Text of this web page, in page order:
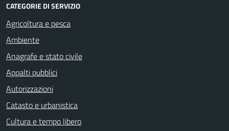
CATEGORIE DI SERVIZIO
Agricoltura e pesca
Ambiente
Anagrafe e stato civile
Appalti pubblici
Autorizzazioni
Catasto e urbanistica
Cultura e tempo libero